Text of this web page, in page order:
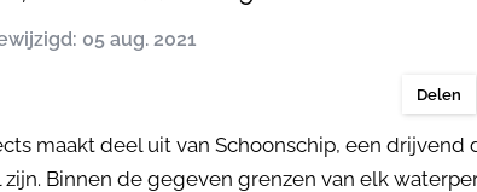
05 aug. 2021
Delen
maakt deel uit van Schoonschip, een
Binnen de gegeven grenzen van elk